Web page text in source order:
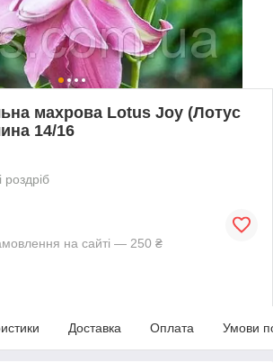
махрова Lotus Joy (Лотус
14/16
роздріб
на сайті — 250 ₴
Доставка Оплата Умови